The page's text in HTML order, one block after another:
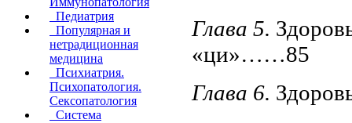
Педиатрия
Популярная и
нетрадиционная
медицина
Психиатрия.
Психопатология.
Сексопатология
Система
Глава 5.
«ци»……85
Глава 6.